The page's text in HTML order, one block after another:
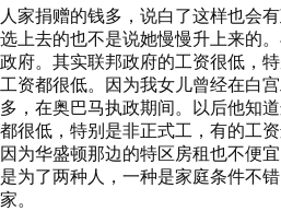
人家捐赠的钱多，说白了这样也会
选上去的也不是说她慢慢升上来的
政府。其实联邦政府的工资很低，
工资都很低。因为我女儿曾经在白
多，在奥巴马执政期间。以后他知
都很低，特别是非正式工，有的工资
因为华盛顿那边的特区房租也不便
是为了两种人，一种是家庭条件不
家。